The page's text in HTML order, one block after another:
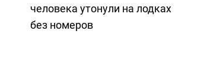
человека утонули на лодках
без номеров